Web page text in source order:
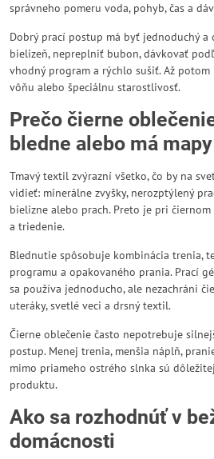
správneho pomeru voda, pohyb, čas a
Dobrý prací postup má byť jednoduchý a
bielizeň, nepreplniť bubon, dávkovať
vhodný program a rýchlo sušiť. Až
vôňu alebo špeciálnu starostlivosť.
Prečo čierne
bledne alebo má mapy
Tmavý textil zvýrazní všetko, čo by na
vidieť: minerálne zvyšky, nerozptýlený
bielizne alebo prach. Preto je pri
a triedenie.
Blednutie spôsobuje kombinácia trenia,
programu a opakovaného prania. Prací
sa používa jednoducho, ale nezachráni
uteráky, svetlé veci a drsný textil.
Čierne oblečenie často nepotrebuje
postup. Menej trenia, menšia náplň,
mimo priameho ostrého slnka sú
produktu.
Ako sa rozhodnúť v
domácnosti